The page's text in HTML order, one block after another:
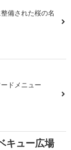
備された桜の名
ドメニュー
キュー広場